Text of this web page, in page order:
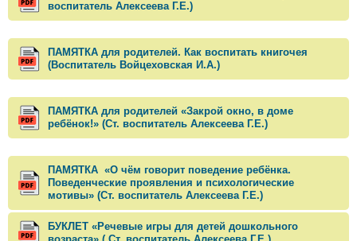
воспитатель Алексеева Г.Е.)
ПАМЯТКА для родителей. Как воспитать книгочея
(Воспитатель Войцеховская И.А.)
ПАМЯТКА для родителей «Закрой окно, в доме
ребёнок!» (Ст. воспитатель Алексеева Г.Е.)
ПАМЯТКА «О чём говорит поведение ребёнка.
Поведенческие проявления и психологические
мотивы» (Ст. воспитатель Алексеева Г.Е.)
БУКЛЕТ «Речевые игры для детей дошкольного